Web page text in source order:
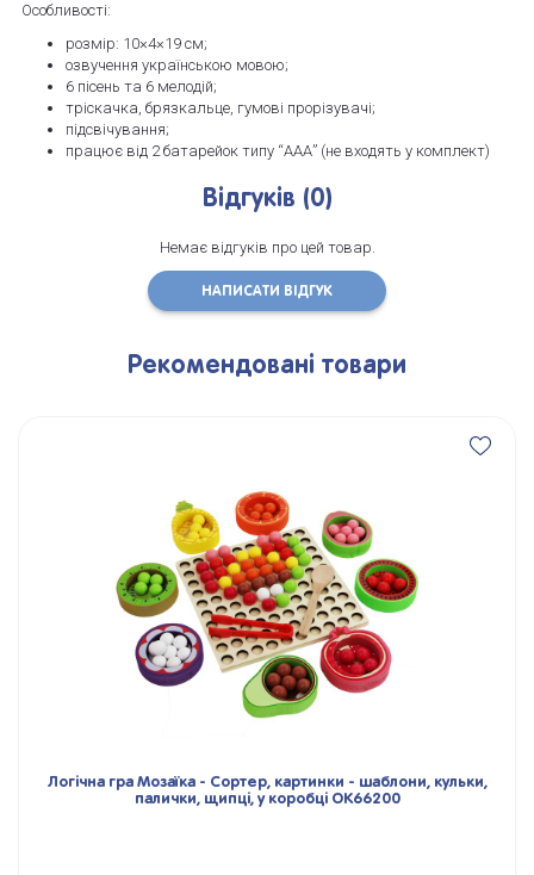
Особливості:
розмір: 10×4×19 см;
озвучення українською мовою;
6 пісень та 6 мелодій;
тріскачка, брязкальце, гумові прорізувачі;
підсвічування;
працює від 2 батарейок типу “ААА” (не входять у комплект)
Відгуків (0)
Немає відгуків про цей товар.
НАПИСАТИ ВІДГУК
Рекомендовані товари
Логічна гра Мозаїка - Сортер, картинки - шаблони, кульки,
палички, щипці, у коробці OK66200